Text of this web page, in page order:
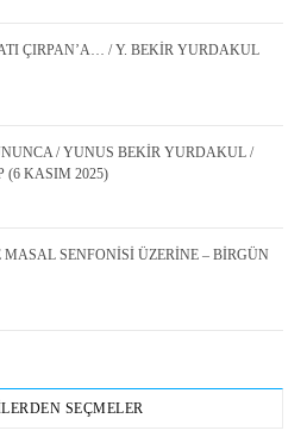
ÇIRPAN’A… / Y. BEKİR YURDAKUL
/ YUNUS BEKİR YURDAKUL /
(6 KASIM 2025)
SENFONİSİ ÜZERİNE – BİRGÜN
SEÇMELER